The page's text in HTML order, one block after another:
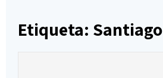
Etiqueta: Santiago